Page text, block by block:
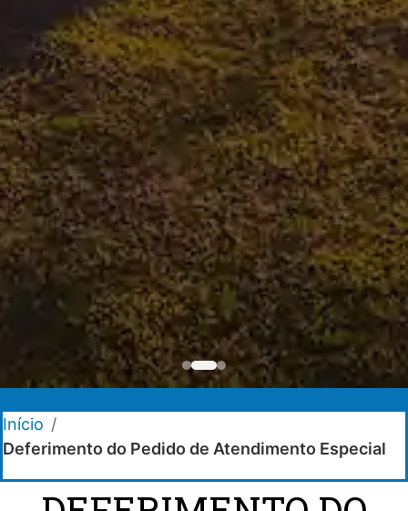
Início /
Deferimento do Pedido de Atendimento Especial